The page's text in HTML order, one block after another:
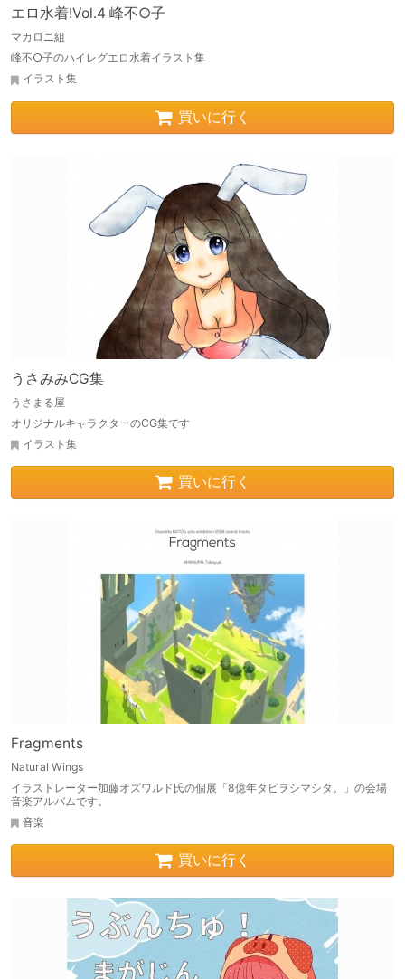
エロ水着!Vol.4 峰不○子
マカロニ組
峰不○子のハイレグエロ水着イラスト集
イラスト集
買いに行く
うさみみCG集
うさまる屋
オリジナルキャラクターのCG集です
イラスト集
買いに行く
Fragments
Natural Wings
イラストレーター加藤オズワルド氏の個展「8億年タビヲシマシタ。」の会場
音楽アルバムです。
音楽
買いに行く